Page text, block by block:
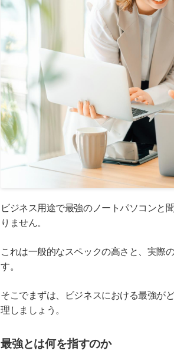
ビジネス用途で最強のノートパソコンと
りません。
これは一般的なスペックの高さと、実際
す。
そこでまずは、ビジネスにおける最強が
理しましょう。
最強とは何を指すのか